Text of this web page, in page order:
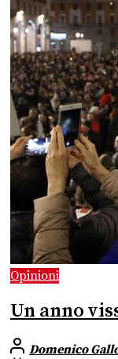
Opinioni
Un anno
Domenico